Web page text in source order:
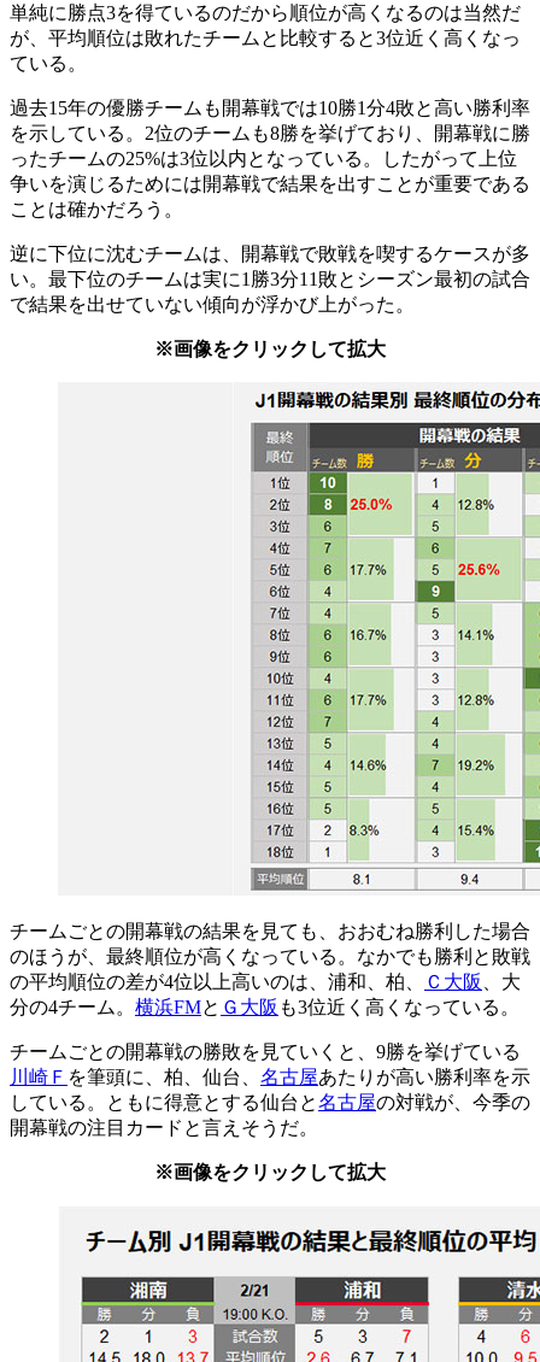
単純に勝点3を得ているのだから順位が高くなるのは当然だ
が、平均順位は敗れたチームと比較すると3位近く高くなっ
ている。
過去15年の優勝チームも開幕戦では10勝1分4敗と高い勝利率
を示している。2位のチームも8勝を挙げており、開幕戦に勝
ったチームの25%は3位以内となっている。したがって上位
争いを演じるためには開幕戦で結果を出すことが重要である
ことは確かだろう。
逆に下位に沈むチームは、開幕戦で敗戦を喫するケースが多
い。最下位のチームは実に1勝3分11敗とシーズン最初の試合
で結果を出せていない傾向が浮かび上がった。
※画像をクリックして拡大
チームごとの開幕戦の結果を見ても、おおむね勝利した場合
のほうが、最終順位が高くなっている。なかでも勝利と敗戦
の平均順位の差が4位以上高いのは、浦和、柏、
Ｃ大阪
、大
分の4チーム。 横浜FMと Ｇ大阪 も3位近く高くなっている。
チームごとの開幕戦の勝敗を見ていくと、9勝を挙げている
川崎Ｆ を筆頭に、柏、仙台、 名古屋あたりが高い勝利率を示
している。ともに得意とする仙台と名古屋の対戦が、今季の
開幕戦の注目カードと言えそうだ。
※画像をクリックして拡大